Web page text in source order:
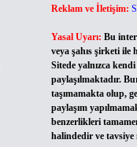
Reklam ve İletişim:
Yasal Uyarı: Bu
veya şahıs şirketi ile
Sitede yalnızca kendi
paylaşılmaktadır.
taşımamakta olup,
paylaşım
benzerlikleri
halindedir ve tavsiye